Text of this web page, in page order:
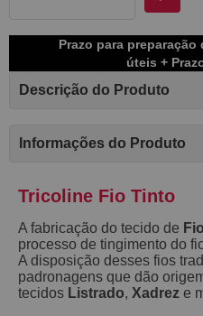
Prazo para
úteis +
Descrição do Produto
Informações do Produto
Tricoline Fio Tinto
A fabricação do tecido de
processo de tingimento do
A disposição desses fios
padronagens que dão
tecidos Listrado, Xadrez e